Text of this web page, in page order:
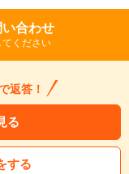
合わせ
ください
返答！
る
する